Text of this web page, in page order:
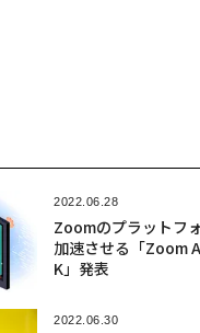
2022.06.28
Zoomのプラットフ
加速させる「Zoom
K」発表
2022.06.30